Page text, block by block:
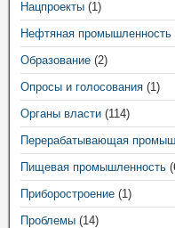
Нацпроекты (1)
Нефтяная промышленность
Образование (2)
Опросы и голосования (1)
Органы власти (114)
Перерабатывающая
Пищевая промышленность
Приборостроение (1)
Проблемы (14)